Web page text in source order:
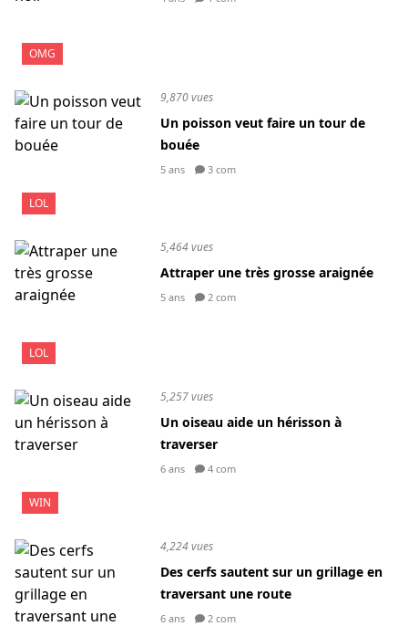
OMG
LOL
9,870 vues
Un poisson veut faire un tour de
bouée
5 ans 3 com
LOL
5,464 vues
Attraper une très grosse araignée
5 ans 2 com
WIN
5,257 vues
Un oiseau aide un hérisson à
traverser
6 ans 4 com
4,224 vues
Des cerfs sautent sur un grillage en
traversant une route
6 ans 2 com